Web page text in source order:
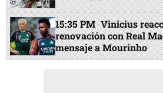
15:35 PM Vinicius
renovación con Real
mensaje a Mourinho